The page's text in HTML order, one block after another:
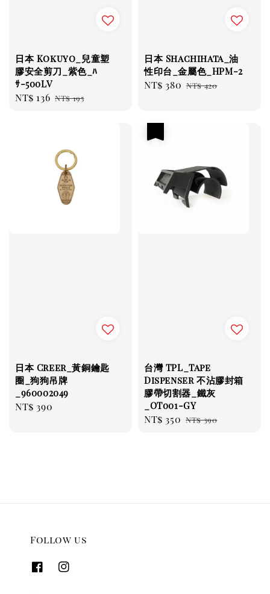
日本 Kokuyo_兒童塑
膠安全剪刀_紫色_ﾊ
ｻ-500LV
Sale
NT$ 136 Regular
NT$ 195
日本 Shachihata_油
性印台_金屬色_HPM-2
Sale
NT$ 380 Regular
NT$ 420
日本 Creer_黃銅鑰匙
圈_狗狗吊牌
_960002049
Regular
NT$ 390
台灣 TPL_Tape
Dispenser 不沾膠封箱
膠帶切割器_鐵灰
_OT001-GY
Sale
NT$ 350 Regular
NT$ 390
Follow us